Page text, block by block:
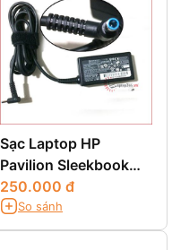
Sạc Laptop HP
Pavilion Sleekbook
14-B026au
250.000 đ
So sánh